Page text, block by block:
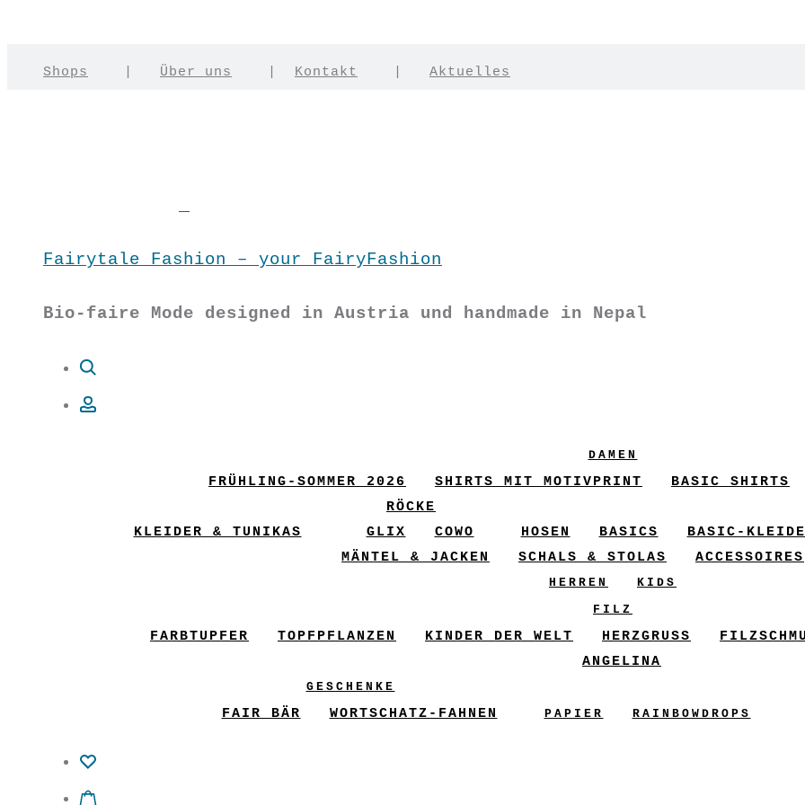
Shops Über uns Kontakt Aktuelles
Fairytale Fashion – your FairyFashion
Bio-faire Mode designed in Austria und handmade in Nepal
DAMEN
FRÜHLING-SOMMER 2026 SHIRTS MIT MOTIVPRINT BASIC SHIRTS
KLEIDER & TUNIKAS
RÖCKE
GLIX
COWO HOSEN BASICS
BASIC-
MÄNTEL & JACKEN
SCHALS & STOLAS ACCESSOIRES
HERREN
KIDS
FILZ
FARBTUPFER TOPFPFLANZEN KINDER DER WELT HERZGRUSS
ANGELINA
GESCHENKE
FAIR BÄR WORTSCHATZ-FAHNEN PAPIER RAINBOWDROPS